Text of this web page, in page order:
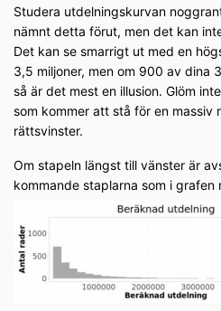
Studera utdelningskurvan
nämnt detta förut, men det kan
Det kan se smarrigt ut med en
3,5 miljoner, men om 900 av dina
så är det mest en illusion. Glöm
som kommer att stå för en massiv
rättsvinster.
Om stapeln längst till vänster är
kommande staplarna som i grafen